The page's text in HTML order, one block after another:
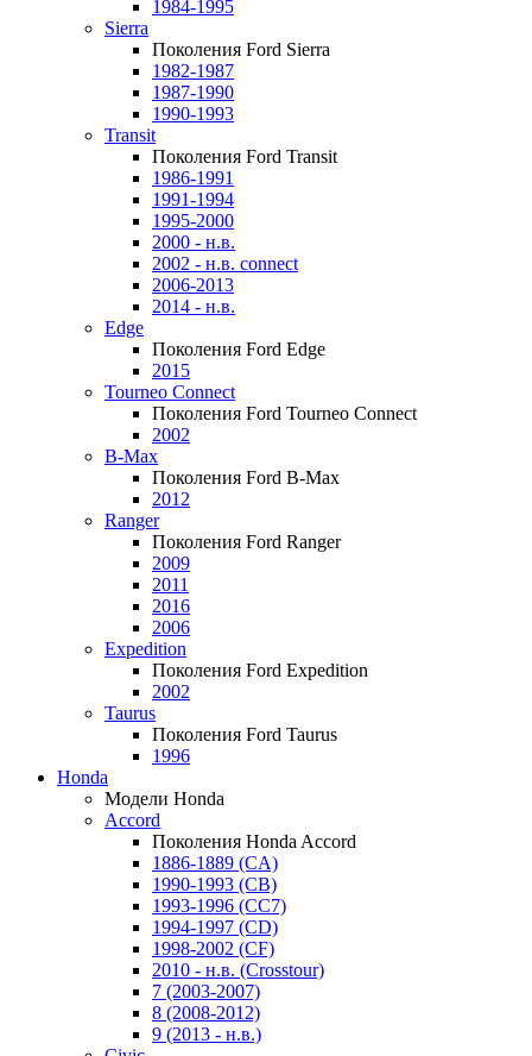
1984-1995
Sierra
Поколения Ford Sierra
1982-1987
1987-1990
1990-1993
Transit
Поколения Ford Transit
1986-1991
1991-1994
1995-2000
2000 - н.в.
2002 - н.в. connect
2006-2013
2014 - н.в.
Edge
Поколения Ford Edge
2015
Tourneo Connect
Поколения Ford Tourneo Connect
2002
B-Max
Поколения Ford B-Max
2012
Ranger
Поколения Ford Ranger
2009
2011
2016
2006
Expedition
Поколения Ford Expedition
2002
Taurus
Поколения Ford Taurus
1996
Honda
Модели Honda
Accord
Поколения Honda Accord
1886-1889 (CA)
1990-1993 (CB)
1993-1996 (CC7)
1994-1997 (CD)
1998-2002 (CF)
2010 - н.в. (Crosstour)
7 (2003-2007)
8 (2008-2012)
9 (2013 - н.в.)